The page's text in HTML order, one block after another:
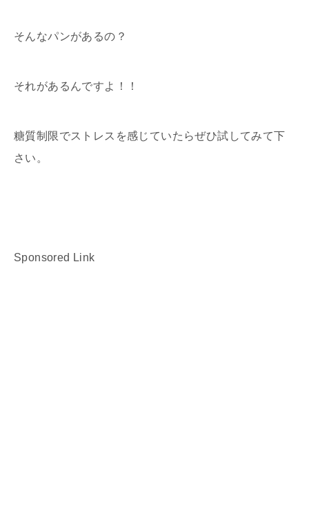
そんなパンがあるの？
それがあるんですよ！！
糖質制限でストレスを感じていたらぜひ試してみて下
さい。
Sponsored Link